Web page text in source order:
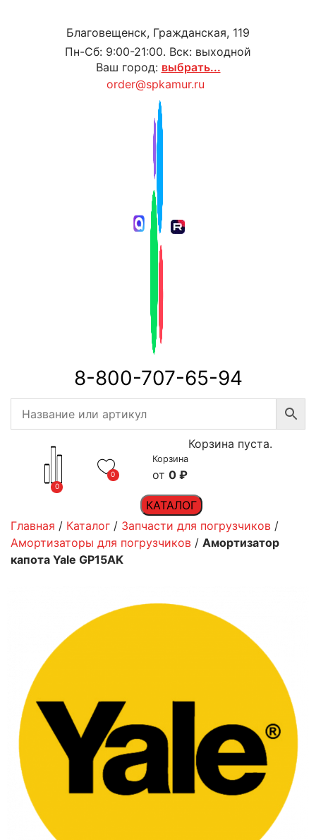
Благовещенск, Гражданская, 119
Пн-Сб: 9:00-21:00. Вск: выходной
Ваш город: выбрать...
order@spkamur.ru
8-800-707-65-94
0
0
Корзина
0 ₽
Корзина пуста.
КАТАЛОГ
Главная / Каталог / Запчасти для погрузчиков /
Амортизаторы для погрузчиков / Амортизатор
капота Yale GP15AK